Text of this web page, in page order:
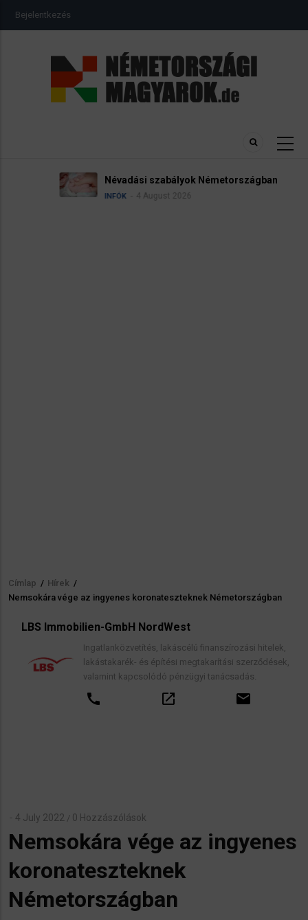
USER
ACCOUNT
Bejelentkezés
Névadási szabályok Németországban
INFÓK 4 August 2026
Morzsa
Címlap / Hírek /
Nemsokára vége az ingyenes koronateszteknek Németországban
LBS Immobilien-GmbH NordWest
Ingatlanközvetítés, lakáscélú finanszírozási hitelek,
lakástakarék- és építési megtakarítási szerződések,
valamint kapcsolódó pénzügyi tanácsadás.
call open_in_new email
4 July 2022 / 0 Hozzászólások
Nemsokára vége az ingyenes
koronateszteknek
Németországban